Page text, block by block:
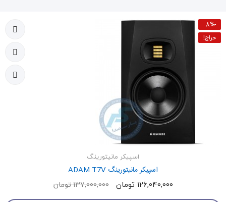
-8%
حراج!
اسپیکر مانیتورینگ
اسپیکر مانیتورینگ ADAM T7V
126,040,000 تومان
137,000,000 تومان